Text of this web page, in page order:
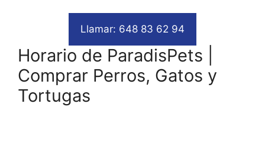
Llamar: 648 83 62 94
Horario de ParadisPets |
Comprar Perros, Gatos y
Tortugas